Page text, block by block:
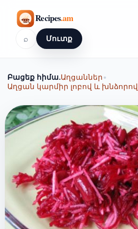
⌕ Մուտք
Բացեք հիմա.Աղցաններ•
Աղցան կարմիր լոբով և խնձորով